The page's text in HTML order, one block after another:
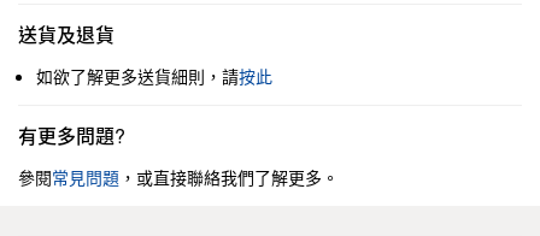
送貨及退貨
如欲了解更多送貨細則，請按此
有更多問題?
參閱常見問題 ，或直接聯絡我們了解更多。